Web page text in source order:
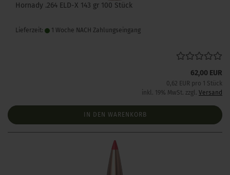
Hornady .264 ELD-X 143 gr 100 Stück
Lieferzeit: 1 Woche NACH Zahlungseingang
62,00 EUR
0,62 EUR pro 1 Stück
inkl. 19% MwSt. zzgl. Versand
IN DEN WARENKORB